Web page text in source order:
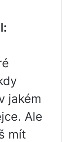
jakém
Ale
mít